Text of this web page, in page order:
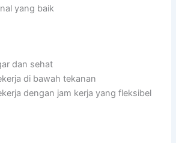
yang baik
dan sehat
di bawah tekanan
dengan jam kerja yang fleksibel